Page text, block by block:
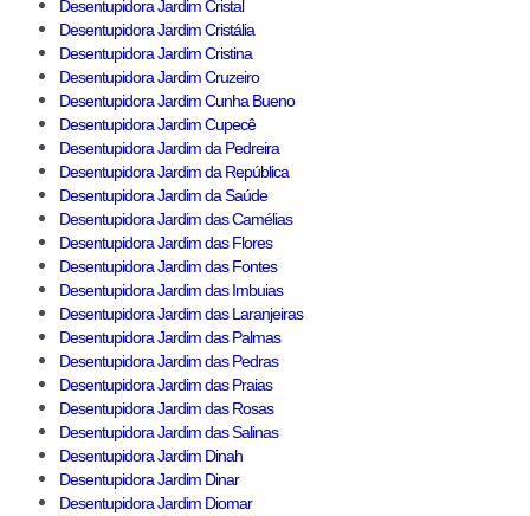
Desentupidora Jardim Cristal
Desentupidora Jardim Cristália
Desentupidora Jardim Cristina
Desentupidora Jardim Cruzeiro
Desentupidora Jardim Cunha Bueno
Desentupidora Jardim Cupecê
Desentupidora Jardim da Pedreira
Desentupidora Jardim da República
Desentupidora Jardim da Saúde
Desentupidora Jardim das Camélias
Desentupidora Jardim das Flores
Desentupidora Jardim das Fontes
Desentupidora Jardim das Imbuias
Desentupidora Jardim das Laranjeiras
Desentupidora Jardim das Palmas
Desentupidora Jardim das Pedras
Desentupidora Jardim das Praias
Desentupidora Jardim das Rosas
Desentupidora Jardim das Salinas
Desentupidora Jardim Dinah
Desentupidora Jardim Dinar
Desentupidora Jardim Diomar